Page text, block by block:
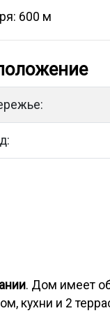
600 м
. Дом имеет
кухни и 2